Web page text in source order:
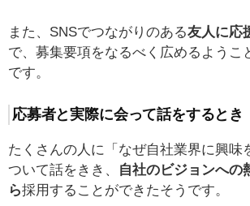
また、SNSでつながりのある友人に応
で、募集要項をなるべく広めるようこ
です。
応募者と実際に会って話をするとき
たくさんの人に「なぜ自社業界に興味
ついて話をきき、
自社のビジョンへの
ら採用することができたそうです。